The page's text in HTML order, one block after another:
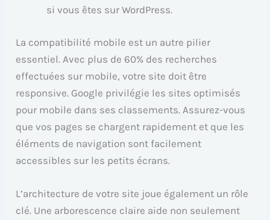
si vous êtes sur WordPress.
La compatibilité mobile est un autre pilier
essentiel. Avec plus de 60% des recherches
effectuées sur mobile, votre site doit être
responsive. Google privilégie les sites optimisés
pour mobile dans ses classements. Assurez-vous
que vos pages se chargent rapidement et que les
éléments de navigation sont facilement
accessibles sur les petits écrans.
L’architecture de votre site joue également un rôle
clé. Une arborescence claire aide non seulement